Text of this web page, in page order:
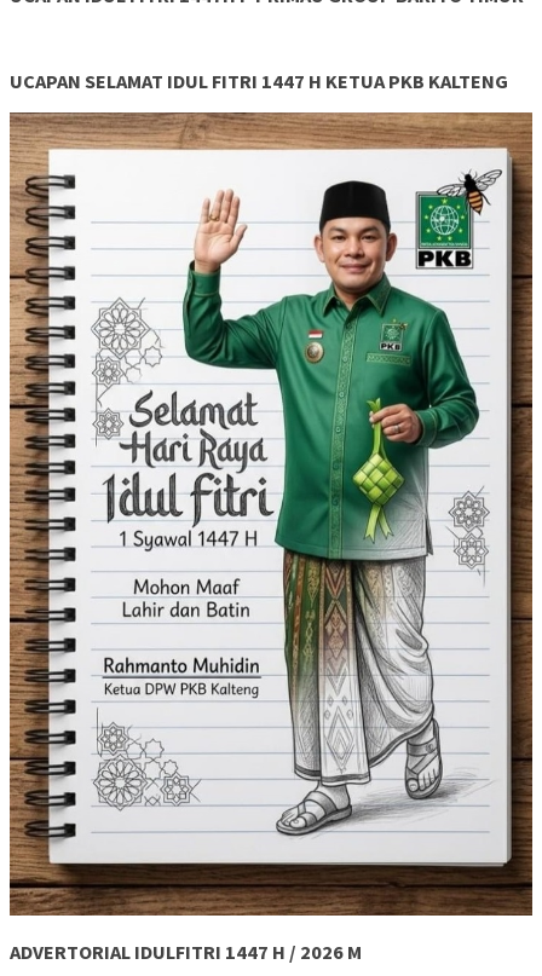
UCAPAN SELAMAT IDUL FITRI 1447 H KETUA PKB KALTENG
ADVERTORIAL IDULFITRI 1447 H / 2026 M